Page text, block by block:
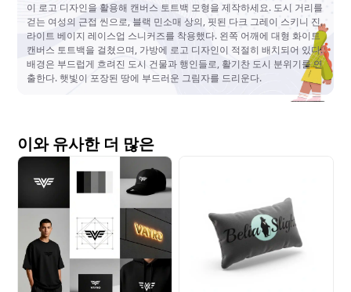
이 로고 디자인을 활용해 캔버스 토트백 모형을 제작하세요. 도시 거리를
걷는 여성의 근접 씬으로, 블랙 민소매 상의, 핏된 다크 그레이 스키니 진,
라이트 베이지 레이스업 스니커즈를 착용했다. 왼쪽 어깨에 대형 화이트
캔버스 토트백을 걸쳤으며, 가방에 로고 디자인이 적절히 배치되어 있다.
배경은 부드럽게 흐려진 도시 건물과 행인들로, 활기찬 도시 분위기를 연
출한다. 햇빛이 포장된 땅에 부드러운 그림자를 드리운다.
이와 유사한 더 많은